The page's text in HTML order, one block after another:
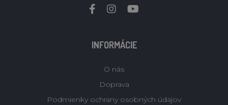
INFORMÁCIE
O nás
Doprava
Podmienky ochrany osobných údajov